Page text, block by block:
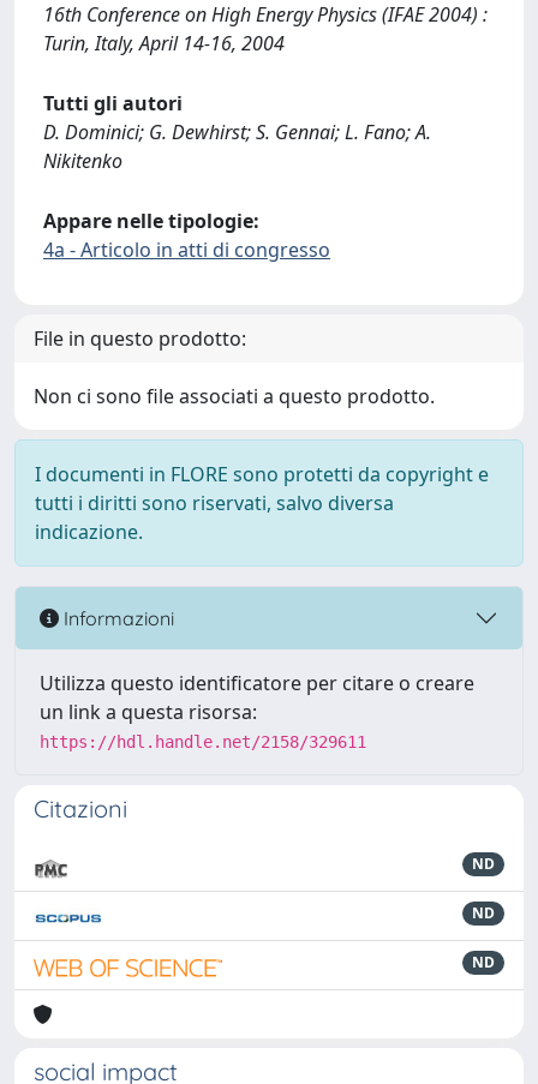
16th Conference on High Energy Physics (IFAE 2004) :
Turin, Italy, April 14-16, 2004
Tutti gli autori
D. Dominici; G. Dewhirst; S. Gennai; L. Fano; A.
Nikitenko
Appare nelle tipologie:
4a - Articolo in atti di congresso
File in questo prodotto:
Non ci sono file associati a questo prodotto.
I documenti in FLORE sono protetti da copyright e
tutti i diritti sono riservati, salvo diversa
indicazione.
Informazioni
Utilizza questo identificatore per citare o creare
un link a questa risorsa:
https://hdl.handle.net/2158/329611
Citazioni
ND
ND
ND
social impact